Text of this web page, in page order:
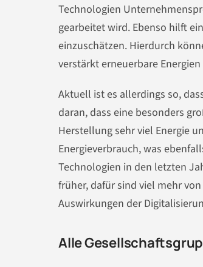
Technologien
gearbeitet wird. Ebenso hilft
einzuschätzen. Hierdurch
verstärkt erneuerbare
Aktuell ist es allerdings so,
daran, dass eine besonders
Herstellung sehr viel Energie
Energieverbrauch, was
Technologien in den letzten
früher, dafür sind viel mehr
Auswirkungen der
Alle